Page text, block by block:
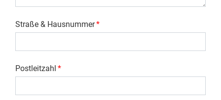
Straße & Hausnummer*
Postleitzahl *